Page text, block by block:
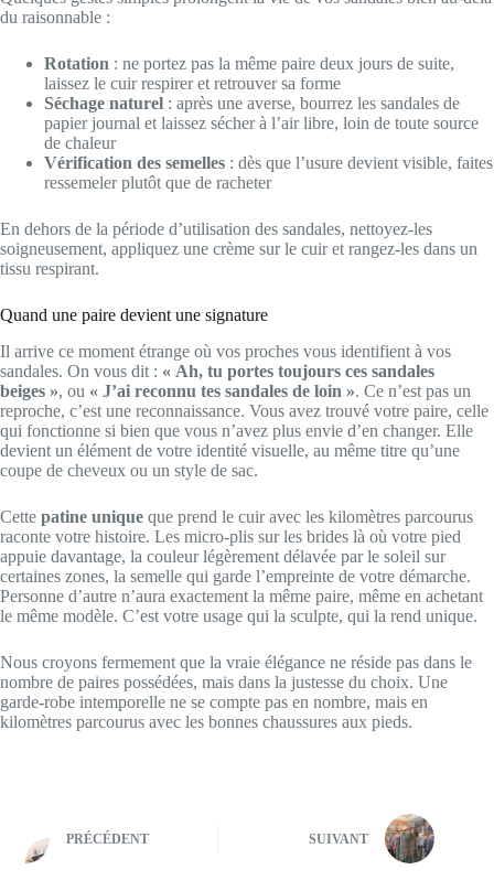
du raisonnable :
Rotation : ne portez pas la même paire deux jours de suite,
laissez le cuir respirer et retrouver sa forme
Séchage naturel : après une averse, bourrez les sandales de
papier journal et laissez sécher à l’air libre, loin de toute source
de chaleur
Vérification des semelles : dès que l’usure devient visible, faites
ressemeler plutôt que de racheter
En dehors de la période d’utilisation des sandales, nettoyez-les
soigneusement, appliquez une crème sur le cuir et rangez-les dans un
tissu respirant.
Quand une paire devient une signature
Il arrive ce moment étrange où vos proches vous identifient à vos
sandales. On vous dit : « Ah, tu portes toujours ces sandales
beiges », ou « J’ai reconnu tes sandales de loin ». Ce n’est pas un
reproche, c’est une reconnaissance. Vous avez trouvé votre paire, celle
qui fonctionne si bien que vous n’avez plus envie d’en changer. Elle
devient un élément de votre identité visuelle, au même titre qu’une
coupe de cheveux ou un style de sac.
Cette patine unique que prend le cuir avec les kilomètres parcourus
raconte votre histoire. Les micro-plis sur les brides là où votre pied
appuie davantage, la couleur légèrement délavée par le soleil sur
certaines zones, la semelle qui garde l’empreinte de votre démarche.
Personne d’autre n’aura exactement la même paire, même en achetant
le même modèle. C’est votre usage qui la sculpte, qui la rend unique.
Nous croyons fermement que la vraie élégance ne réside pas dans le
nombre de paires possédées, mais dans la justesse du choix. Une
garde-robe intemporelle ne se compte pas en nombre, mais en
kilomètres parcourus avec les bonnes chaussures aux pieds.
PRÉCÉDENT SUIVANT